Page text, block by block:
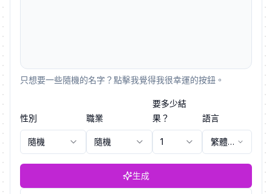
只想要一些隨機的名字？點擊我覺得我很幸運的按鈕。
性別
隨機
職業
隨機
要多少結
果？
1
語言
繁體中
文
生成